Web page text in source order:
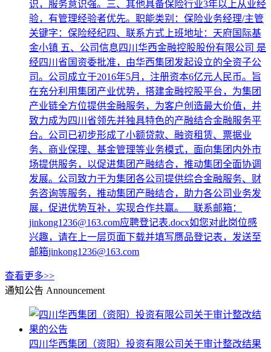
识，服务意识强。三、其他具备保险行业3年以上从业经
验，有管理经验者优先。职能类别：保险业务经理/主管
关键字：保险经纪四、联系方式上班地址：天府国际基
金小镇 五、公司信息四川华西金融控股股份有限公司 是
经四川省国资委批准，由华西集团发起设立的全资子公
司。公司成立于2016年5月，注册资本6亿元人民币。旨
在充分利用集团产业优势，搭建金融控股平台，为集团
产业链全方位提供金融服务，为客户创造最大价值，并
致力成为四川省领先并独具特色的产融结合金融服务平
台。公司已初步形成了小额贷款、融资租赁、票据业
务、商业保理、基金管理等业务模式，面向集团内外市
场提供服务，以促进集团产融结合，推动集团全面协调
发展。公司致力于为集团各公司提供综合金融服务、财
务咨询等服务，推动集团产融结合，助力各公司业务发
展，促进优势互补，实现合作共赢。 联系邮箱：
jinkong1236@163.com应聘登记表.docx如您对此岗位感
兴趣，请在上一层页面下载并填写赝品登记表，发送至
邮箱jinkong1236@163.com
查看更多>>
通知公告 Announcement
四川华西集团（资阳）投资有限公司关于审计整改结果